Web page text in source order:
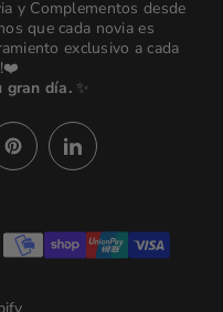
y Complementos desde
que cada novia es
exclusivo a cada
gran día. ✨
76